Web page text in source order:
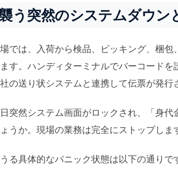
う突然のシステムダウン
では、入荷から検品、ピッキング、梱
す。ハンディターミナルでバーコード
の送り状システムと連携して伝票が発行
突然システム画面がロックされ、「身
うか。現場の業務は完全にストップしま
る具体的なパニック状態は以下の通りで